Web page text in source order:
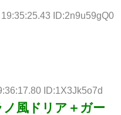
ID:2n9u59gQ0
ID:1X3Jk5o7d
風ドリア＋ガー